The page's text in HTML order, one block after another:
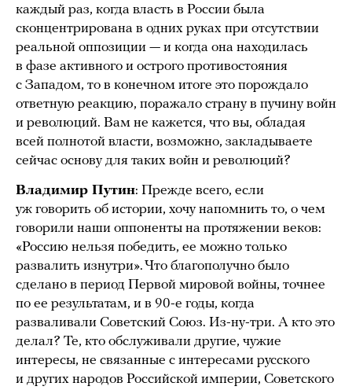
каждый раз, когда власть в России была
сконцентрирована в одних руках при отсутствии
реальной оппозиции — и когда она находилась
в фазе активного и острого противостояния
с Западом, то в конечном итоге это порождало
ответную реакцию, поражало страну в пучину войн
и революций. Вам не кажется, что вы, обладая
всей полнотой власти, возможно, закладываете
сейчас основу для таких войн и революций?
Владимир Путин: Прежде всего, если
уж говорить об истории, хочу напомнить то, о чем
говорили наши оппоненты на протяжении веков:
«Россию нельзя победить, ее можно только
развалить изнутри». Что благополучно было
сделано в период Первой мировой войны, точнее
по ее результатам, и в 90-е годы, когда
разваливали Советский Союз. Из-ну-три. А кто это
делал? Те, кто обслуживали другие, чужие
интересы, не связанные с интересами русского
и других народов Российской империи, Советского